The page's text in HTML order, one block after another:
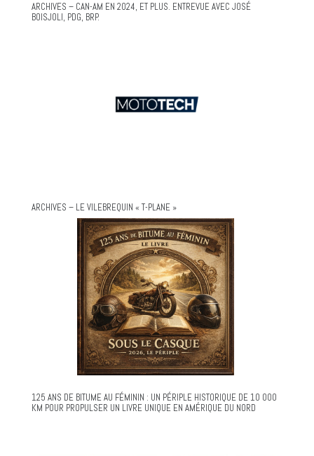
ARCHIVES – CAN-AM EN 2024, ET PLUS. ENTREVUE AVEC JOSÉ
BOISJOLI, PDG, BRP.
ARCHIVES – LE VILEBREQUIN « T-PLANE »
125 ANS DE BITUME AU FÉMININ : UN PÉRIPLE HISTORIQUE DE 10 000
KM POUR PROPULSER UN LIVRE UNIQUE EN AMÉRIQUE DU NORD